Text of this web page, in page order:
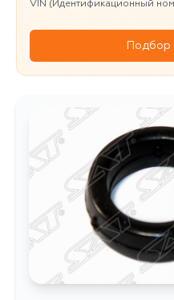
VIN (Идентификационный